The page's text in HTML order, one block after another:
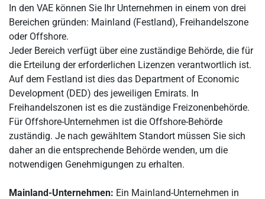
In den VAE können Sie Ihr Unternehmen in einem von drei
Bereichen gründen: Mainland (Festland), Freihandelszone
oder Offshore.
Jeder Bereich verfügt über eine zuständige Behörde, die für
die Erteilung der erforderlichen Lizenzen verantwortlich ist.
Auf dem Festland ist dies das Department of Economic
Development (DED) des jeweiligen Emirats. In
Freihandelszonen ist es die zuständige Freizonenbehörde.
Für Offshore-Unternehmen ist die Offshore-Behörde
zuständig. Je nach gewähltem Standort müssen Sie sich
daher an die entsprechende Behörde wenden, um die
notwendigen Genehmigungen zu erhalten.
Mainland-Unternehmen: Ein Mainland-Unternehmen in